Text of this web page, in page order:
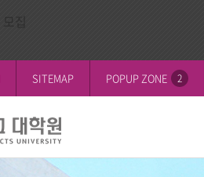
SITEMAP POPUP ZONE 2